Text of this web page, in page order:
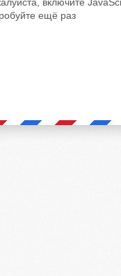
ещё раз